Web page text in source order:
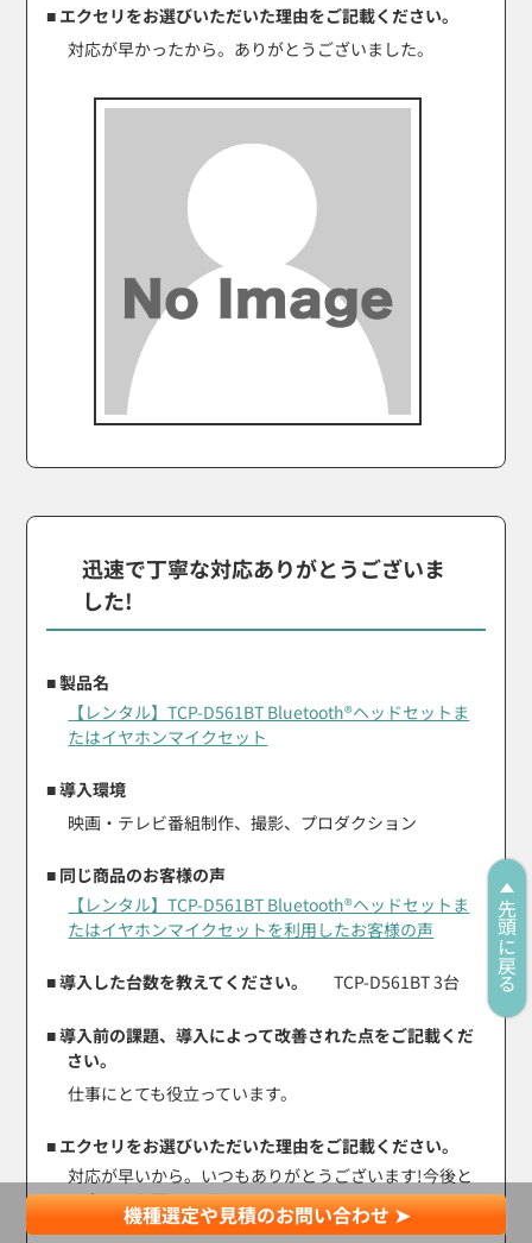
■ エクセリをお選びいただいた理由をご記載ください。
対応が早かったから。ありがとうございました。
迅速で丁寧な対応ありがとうございま
した!
■ 製品名
【レンタル】TCP-D561BT Bluetooth®ヘッドセットま
たはイヤホンマイクセット
■ 導入環境
映画・テレビ番組制作、撮影、プロダクション
■ 同じ商品のお客様の声
【レンタル】TCP-D561BT Bluetooth®ヘッドセットま
たはイヤホンマイクセットを利用したお客様の声
■ 導入した台数を教えてください。 TCP-D561BT 3台
■ 導入前の課題、導入によって改善された点をご記載くだ
さい。
仕事にとても役立っています。
■ エクセリをお選びいただいた理由をご記載ください。
対応が早いから。いつもありがとうございます!今後と
も宜しくお願いします。
先頭に戻る
機種選定や見積のお問い合わせ ➤